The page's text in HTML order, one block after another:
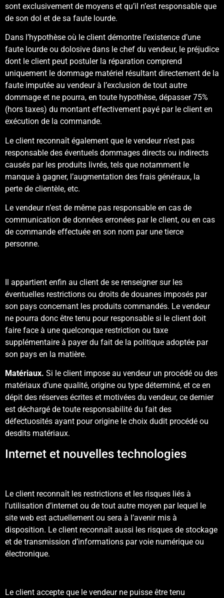
sont exclusivement de moyens et qu’il n’est responsable que
de son dol et de sa faute lourde.
Dans l’hypothèse où le client démontre l’existence d’une
faute lourde ou dolosive dans le chef du vendeur, le préjudice
dont le client peut postuler la réparation comprend
uniquement le dommage matériel résultant directement de la
faute imputée au vendeur à l’exclusion de tout autre
dommage et ne pourra, en toute hypothèse, dépasser 75%
(hors taxes) du montant effectivement payé par le client en
exécution de la commande.
Le client reconnaît également que le vendeur n’est pas
responsable des éventuels dommages directs ou indirects
causés par les produits livrés, tels que notamment le
manque à gagner, l’augmentation des frais généraux, la
perte de clientèle, etc.
Le vendeur n’est de même pas responsable en cas de
communication de données erronées par le client, ou en cas
de commande effectuée en son nom par une tierce
personne.
Il appartient enfin au client de se renseigner sur les
éventuelles restrictions ou droits de douanes imposés par
son pays concernant les produits commandés. Le vendeur
ne pourra donc être tenu pour responsable si le client doit
faire face à une quelconque restriction ou taxe
supplémentaire à payer du fait de la politique adoptée par
son pays en la matière.
Matériaux. Si le client impose au vendeur un procédé ou des
matériaux d’une qualité, origine ou type déterminé, et ce en
dépit des réserves écrites et motivées du vendeur, ce dernier
est déchargé de toute responsabilité du fait des
défectuosités ayant pour origine le choix dudit procédé ou
desdits matériaux.
Internet et nouvelles technologies
Le client reconnaît les restrictions et les risques liés à
l’utilisation d’internet ou de tout autre moyen par lequel le
site web est actuellement ou sera à l’avenir mis à
disposition. Le client reconnaît aussi les risques de stockage
et de transmission d’informations par voie numérique ou
électronique.
Le client accepte que le vendeur ne puisse être tenu